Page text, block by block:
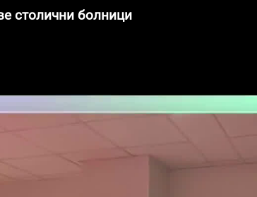
столични болници